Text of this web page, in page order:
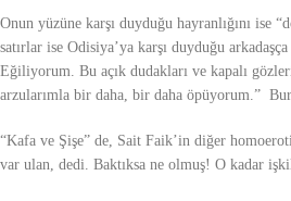
Onun yüzüne karşı duyduğu hayranlığını ise
satırlar ise Odisiya’ya karşı duyduğu
Eğiliyorum. Bu açık dudakları ve kapalı
arzularımla bir daha, bir daha öpüyorum.”
“Kafa ve Şişe” de, Sait Faik’in diğer
var ulan, dedi. Baktıksa ne olmuş! O kadar